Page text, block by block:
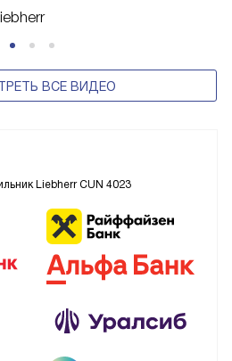
ВСЕ ВИДЕО
Liebherr CUN 4023